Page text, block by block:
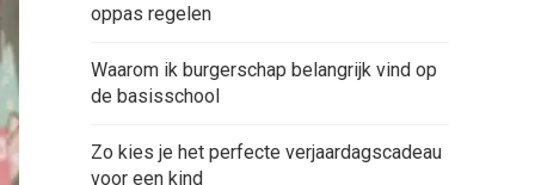
oppas regelen
Waarom ik burgerschap belangrijk vind op
de basisschool
Zo kies je het perfecte verjaardagscadeau
voor een kind